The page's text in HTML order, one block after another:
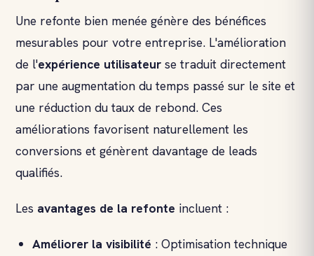
Une refonte bien menée génère des bénéfices
mesurables pour votre entreprise. L'amélioration
de l'expérience utilisateur se traduit directement
par une augmentation du temps passé sur le site et
une réduction du taux de rebond. Ces
améliorations favorisent naturellement les
conversions et génèrent davantage de leads
qualifiés.
Les avantages de la refonte incluent :
Améliorer la visibilité : Optimisation technique